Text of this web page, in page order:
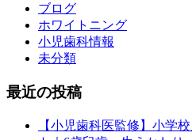
ブログ
ホワイトニング
小児歯科情報
未分類
最近の投稿
【小児歯科医監修】小学